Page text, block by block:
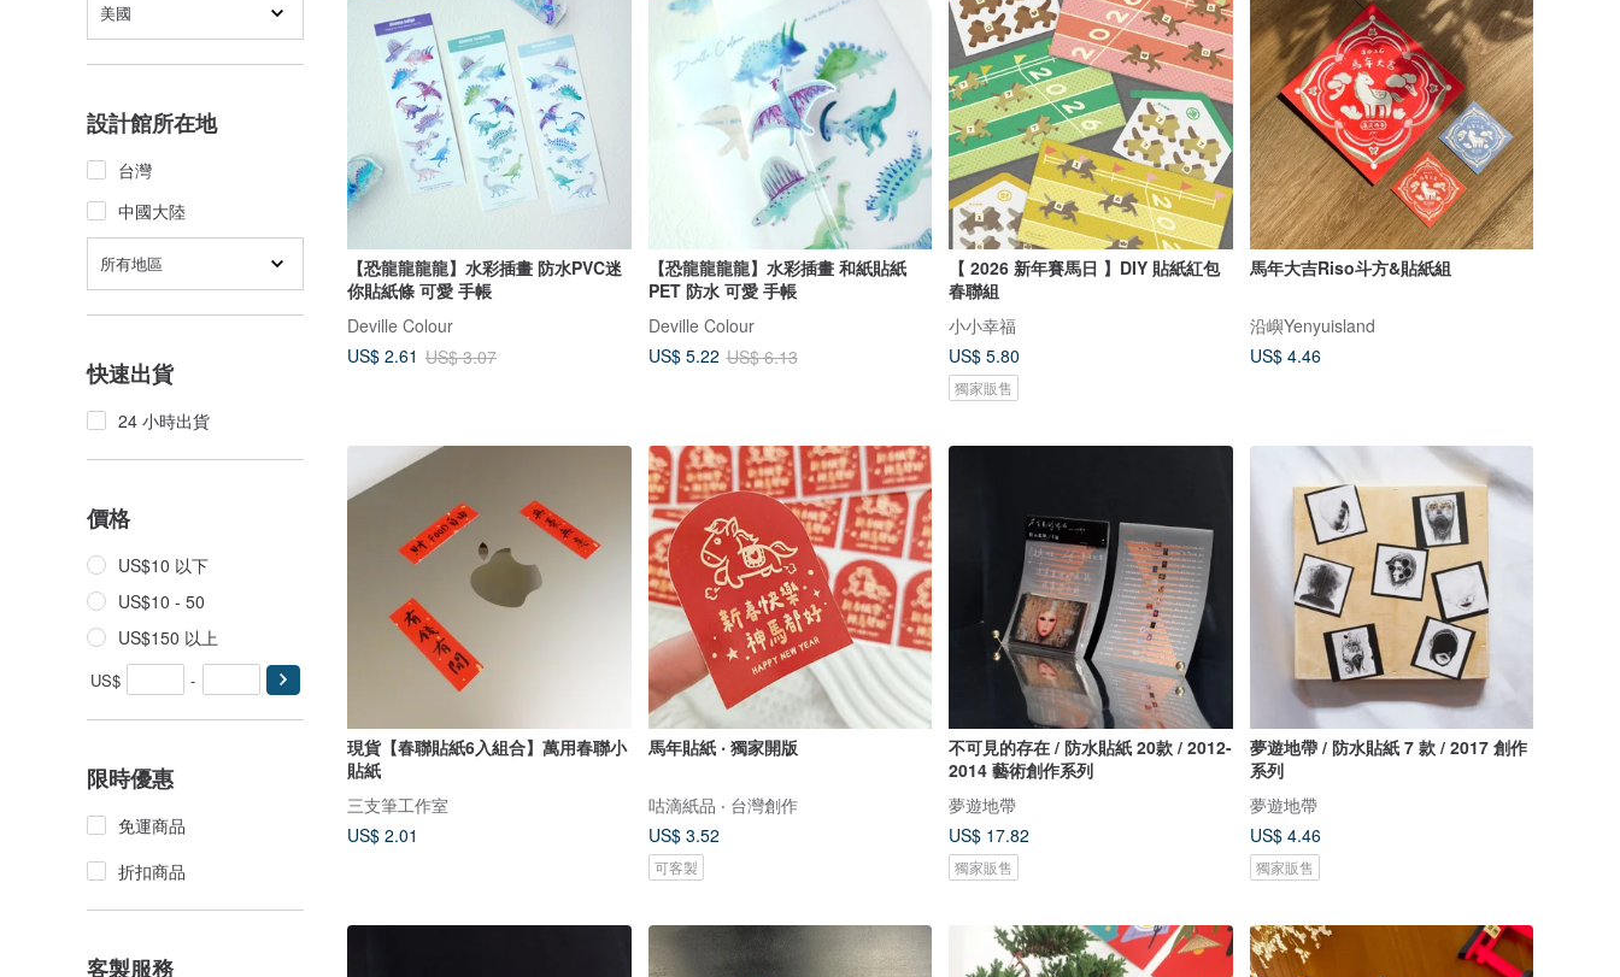
美國
設計館所在地
台灣
中國大陸
所有地區
快速出貨
24 小時出貨
價格
US$10 以下
US$10 - 50
US$150 以上
US$ -
限時優惠
免運商品
折扣商品
客製服務
【恐龍龍龍龍】水彩插畫 防水PVC迷
你貼紙條 可愛 手帳
Deville Colour
US$ 2.61 US$ 3.07
【恐龍龍龍龍】水彩插畫 和紙貼紙
PET 防水 可愛 手帳
Deville Colour
US$ 5.22 US$ 6.13
【 2026 新年賽馬日 】DIY 貼紙紅包
春聯組
小小幸福
US$ 5.80
獨家販售
馬年大吉Riso斗方&貼紙組
沿嶼Yenyuisland
US$ 4.46
現貨【春聯貼紙6入組合】萬用春聯小
貼紙
三支筆工作室
US$ 2.01
馬年貼紙 ‧ 獨家開版
咕滴紙品 ‧ 台灣創作
US$ 3.52
可客製
不可見的存在 / 防水貼紙 20款 / 2012-
2014 藝術創作系列
夢遊地帶
US$ 17.82
獨家販售
夢遊地帶 / 防水貼紙 7 款 / 2017 創作
系列
夢遊地帶
US$ 4.46
獨家販售